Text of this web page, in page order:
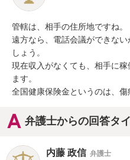
管轄は、相手の住所地ですね。
遠方なら、電話会議ができな
しょう。
現在収入がなくても、相手に
ます。
全国健康保険金というのは、傷
弁護士からの回答タ
内藤 政信 弁護士